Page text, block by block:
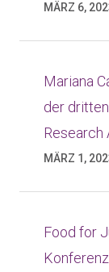
MÄRZ 6,
Mariana
der
Research
MÄRZ 1,
Food for